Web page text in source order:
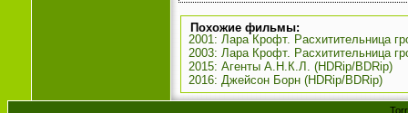
Похожие фильмы:
2001: Лара Крофт. Расхитительница
2003: Лара Крофт. Расхитительница
2015: Агенты А.Н.К.Л. (HDRip/BDRip)
2016: Джейсон Борн (HDRip/BDRip)